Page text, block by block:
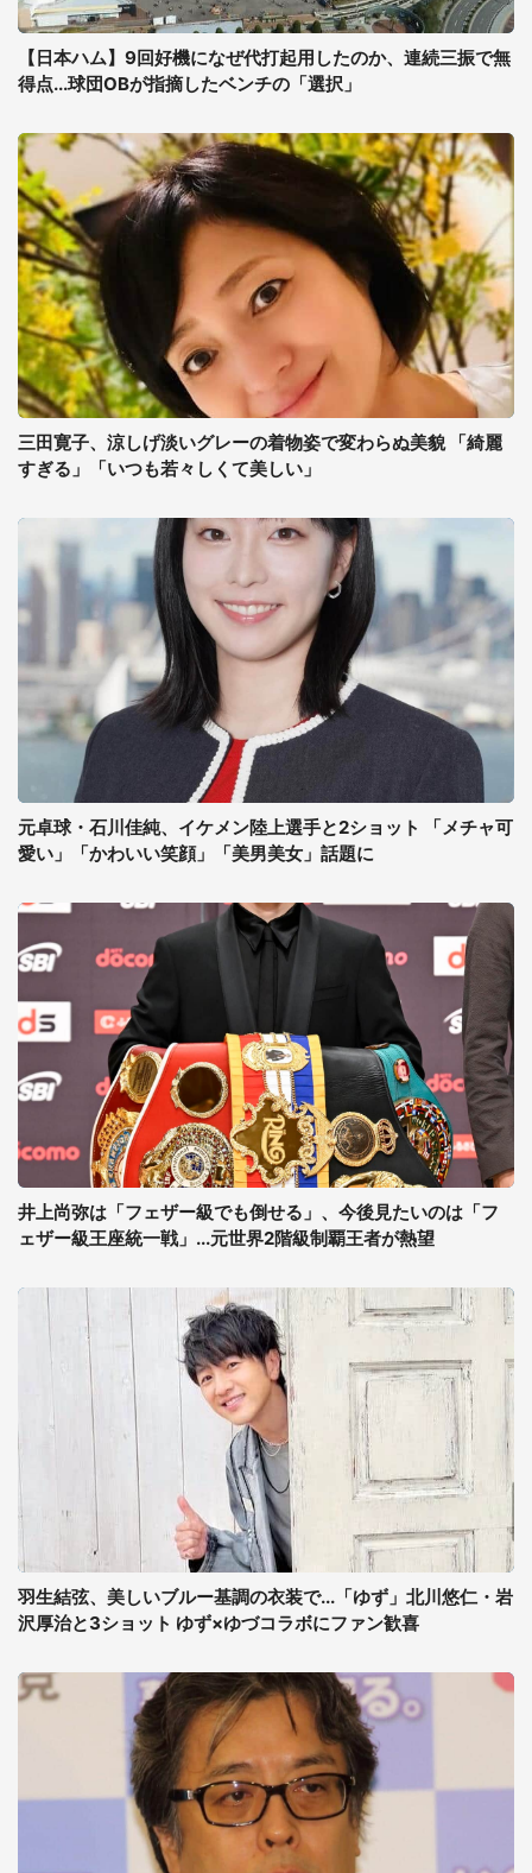
【日本ハム】9回好機になぜ代打起用したのか、連続三振で無
得点...球団OBが指摘したベンチの「選択」
三田寛子、涼しげ淡いグレーの着物姿で変わらぬ美貌 「綺麗
すぎる」「いつも若々しくて美しい」
元卓球・石川佳純、イケメン陸上選手と2ショット 「メチャ可
愛い」「かわいい笑顔」「美男美女」話題に
井上尚弥は「フェザー級でも倒せる」、今後見たいのは「フ
ェザー級王座統一戦」...元世界2階級制覇王者が熱望
羽生結弦、美しいブルー基調の衣装で...「ゆず」北川悠仁・岩
沢厚治と3ショット ゆず×ゆづコラボにファン歓喜